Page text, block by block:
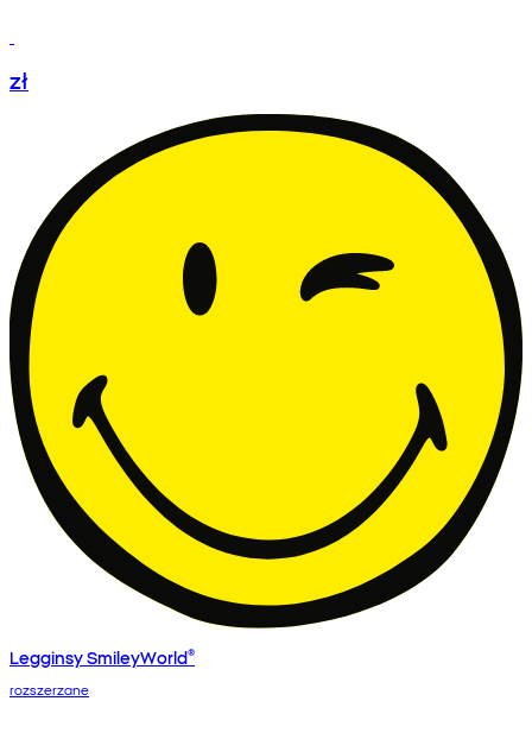
zł
Legginsy SmileyWorld®
rozszerzane